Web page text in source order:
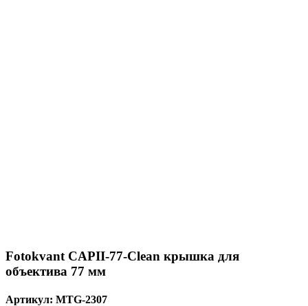
Fotokvant CAPII-77-Clean крышка для
объектива 77 мм
Артикул: MTG-2307